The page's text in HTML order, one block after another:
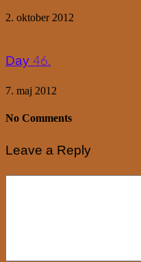
2. oktober 2012
Day 46.
7. maj 2012
No Comments
Leave a Reply